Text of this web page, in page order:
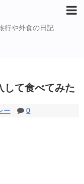
行や外食の日記
して食べてみた
ー 0